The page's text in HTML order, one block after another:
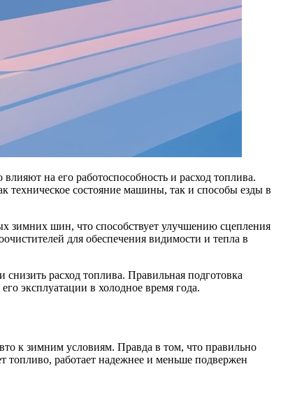
на его работоспособность и расход топлива.
техническое состояние машины, так и способы езды в
зимних шин, что способствует улучшению сцепления
для обеспечения видимости и тепла в
расход топлива. Правильная подготовка
эксплуатации в холодное время года.
к зимним условиям. Правда в том, что правильно
топливо, работает надежнее и меньше подвержен